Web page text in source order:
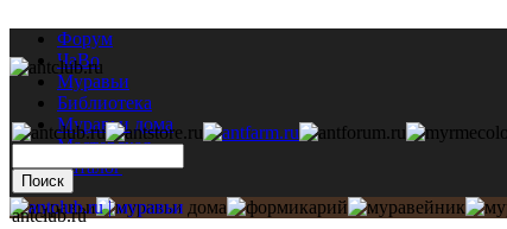
Форум
ЧаВо
Муравьи
Библиотека
Муравьи дома
Мастерская
Каталог
antclub.ru